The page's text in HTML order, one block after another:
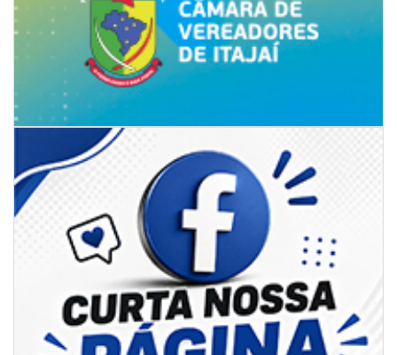
Prefeitura de Itapema segue com credenciamento aberto para artistas e
produtores culturais
ITAPEMA